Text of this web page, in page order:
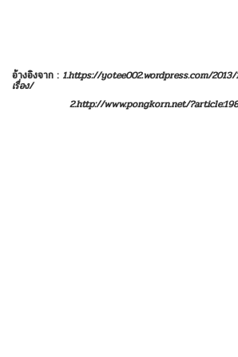
อ้างอิงจาก : 1.https://yotee002.wordpress.com/2013/
เรื่อง/
2.http://www.pongkorn.net/?article:198